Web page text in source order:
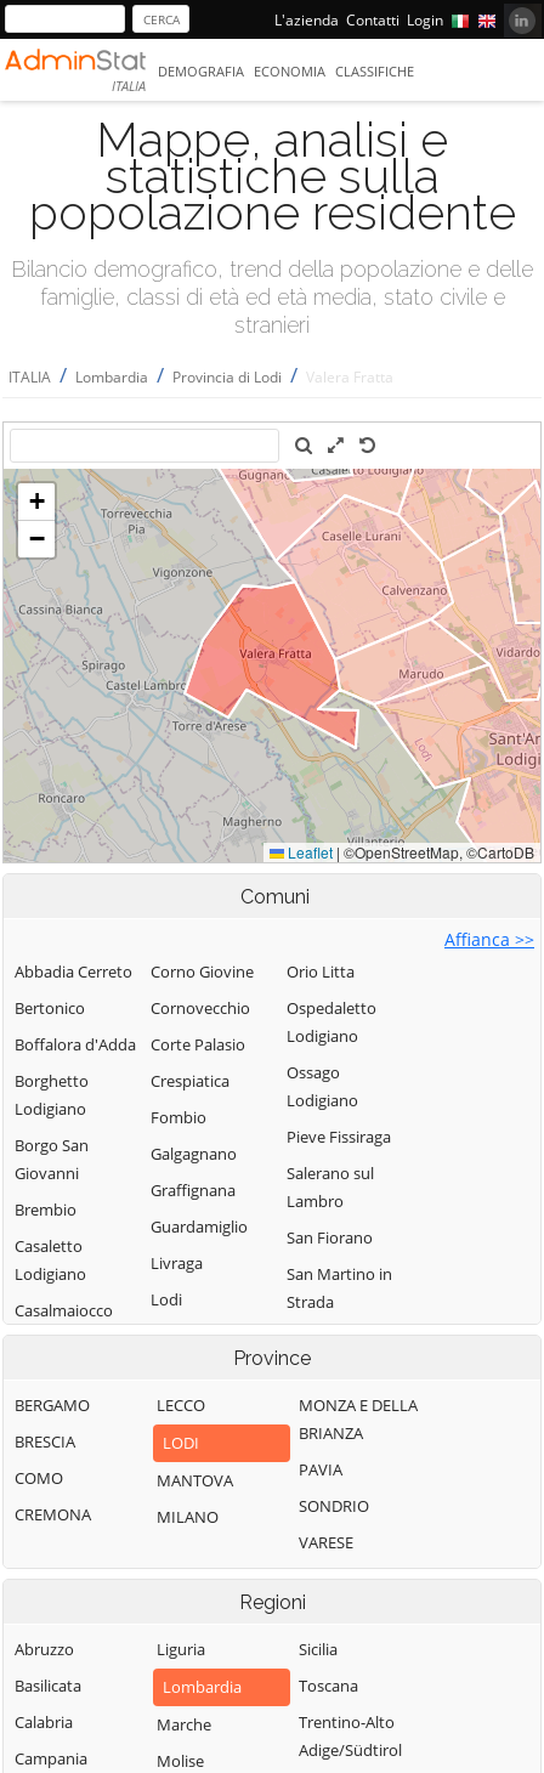
L'azienda Contatti Login
ITALIA
DEMOGRAFIA ECONOMIA CLASSIFICHE
Mappe, analisi e
statistiche sulla
popolazione residente
Bilancio demografico, trend della popolazione e delle
famiglie, classi di età ed età media, stato civile e
stranieri
ITALIA / Lombardia / Provincia di Lodi / Valera Fratta
Comuni
Affianca >>
Abbadia Cerreto
Bertonico
Boffalora d'Adda
Borghetto
Lodigiano
Borgo San
Giovanni
Brembio
Casaletto
Lodigiano
Casalmaiocco
Bocca d'Adda
d'Adda
Vidardo
Cavenago d'Adda
Cervignano
d'Adda
Corno Giovine
Cornovecchio
Corte Palasio
Crespiatica
Fombio
Galgagnano
Graffignana
Guardamiglio
Livraga
Lodi
Lodi Vecchio
Maccastorna
Mairago
Maleo
Marudo
Massalengo
Lombardo
Mulazzano
Orio Litta
Ospedaletto
Lodigiano
Ossago
Lodigiano
Pieve Fissiraga
Salerano sul
Lambro
San Fiorano
San Martino in
Strada
San Rocco al
Porto
Sant'Angelo
Lodigiano
Santo Stefano
Senna Lodigiana
Somaglia
Sordio
Tavazzano con
Villavesco
Terranova dei
Province
BERGAMO
BRESCIA
COMO
CREMONA
LECCO
LODI
MANTOVA
MILANO
MONZA E DELLA
BRIANZA
PAVIA
SONDRIO
VARESE
Regioni
Abruzzo
Basilicata
Calabria
Campania
Liguria
Lombardia
Marche
Molise
Sicilia
Toscana
Trentino-Alto
Adige/Südtirol